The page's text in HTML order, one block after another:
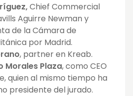
Chief Commercial
Aguirre Newman y
de la Cámara de
por Madrid.
, partner en Kreab.
Morales Plaza, como CEO
quien al mismo tiempo ha
presidente del jurado.